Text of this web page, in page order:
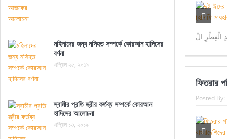
ফিতরার
Posted By:
মহিলাদের জন্য নসিহত সম্পর্কে কোরআন হাদিসের
বর্ণনা
এপ্রিল ২৫, ২০১৯
স্বামীর প্রতি স্ত্রীর কর্তব্য সম্পর্কে কোরআন
হাদিসের আলোচনা
এপ্রিল ১৩, ২০১৯